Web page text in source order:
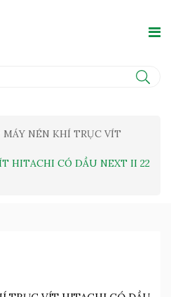
MÁY NÉN KHÍ TRỤC VÍT
HITACHI CÓ DẦU NEXT II 22